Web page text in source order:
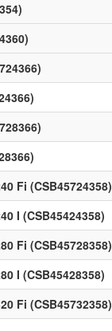
Fi (CSB45724358)
I (CSB45424358)
Fi (CSB45728358)
I (CSB45428358)
Fi (CSB45732358)